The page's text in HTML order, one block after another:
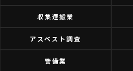
収集運搬業
アスベスト調査
警備業